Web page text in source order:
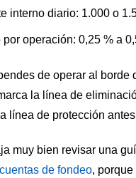
interno diario: 1.000 o
por operación: 0,25 % a
de operar al borde
la línea de
línea de protección
muy bien revisar una
de fondeo,